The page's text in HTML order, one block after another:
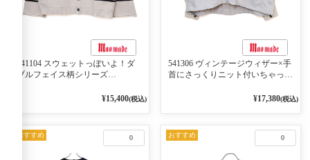
541104 スウェットっぽいよ！ダ
ブルフェイス柄シリーズ
2WAY プルオーバー 101オフベー
¥15,400(税込)
541306 ヴィンテージウィザー×手
首にさっくりニット付いちゃった
¥17,380(税込)
0
おすすめ 0
おすすめ